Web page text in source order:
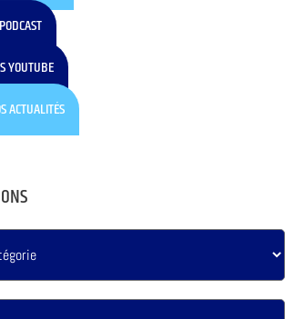
YOUTUBE
ACTUALITÉS